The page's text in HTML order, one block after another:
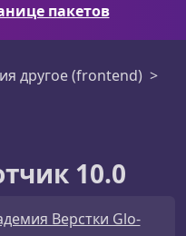
пакетов
другое (frontend)
10.0
Верстки Glo-